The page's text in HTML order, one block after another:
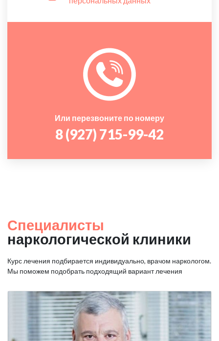
Или перезвоните по номеру
8 (927) 715-99-42
Специалисты
наркологической клиники
Курс лечения подбирается индивидуально, врачом наркологом.
Мы поможем подобрать подходящий вариант лечения